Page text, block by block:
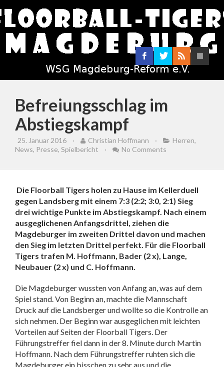
Befreiungsschlag im
Abstiegskampf
25. Januar 2016 · Christian Hoffmann · Herren,
News, Presse, Spielbericht · No Comments
Die Floorball Tigers holen zu Hause im Kellerduell
gegen Landsberg mit einem 7:3 (2:2; 3:0, 2:1) Sieg
drei wichtige Punkte im Abstiegskampf. Nach einem
ausgeglichenen Anfangsdrittel, ziehen die
Magdeburger im zweiten Drittel davon und machen
den Sieg im letzten Drittel perfekt. Für die Floorball
Tigers trafen M. Hoffmann, Bader (2 x), Lange,
Neubauer (2 x) und C. Hoffmann.
Die Magdeburger wussten von Anfang an, was auf dem
Spiel stand. Von Beginn an, machte die Mannschaft
Druck auf die Landsberger und wollte so die Kontrolle an
sich nehmen. Der Beginn war ausgeglichen mit leichten
Vorteilen auf Seiten der Floorball Tigers. Der
Führungstreffer fiel dann in der 8. Minute durch Martin
Hoffmann. Nach dem Führungstreffer ruhten sich die
Magdeburger ein bisschen zu sehr aus und die